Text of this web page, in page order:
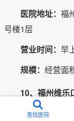
医院地址： 福
号楼1层
营业时间： 早
规模： 经营面
10、福州维乐
查找医院